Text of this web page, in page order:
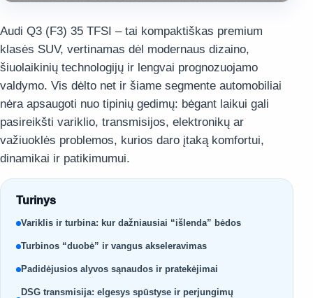
Audi Q3 (F3) 35 TFSI – tai kompaktiškas premium
klasės SUV, vertinamas dėl modernaus dizaino,
šiuolaikinių technologijų ir lengvai prognozuojamo
valdymo. Vis dėlto net ir šiame segmente automobiliai
nėra apsaugoti nuo tipinių gedimų: bėgant laikui gali
pasireikšti variklio, transmisijos, elektronikų ar
važiuoklės problemos, kurios daro įtaką komfortui,
dinamikai ir patikimumui.
Turinys
Variklis ir turbina: kur dažniausiai “išlenda” bėdos
Turbinos “duobė” ir vangus akseleravimas
Padidėjusios alyvos sąnaudos ir pratekėjimai
DSG transmisija: elgesys spūstyse ir perjungimų